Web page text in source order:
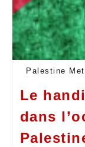
Palestine
Le
dans